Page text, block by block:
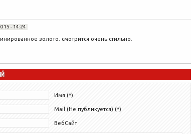
- 14:24
золото. смотрится очень стильно.
Имя (*)
Mail (Не публикуется) (*)
ВебСайт